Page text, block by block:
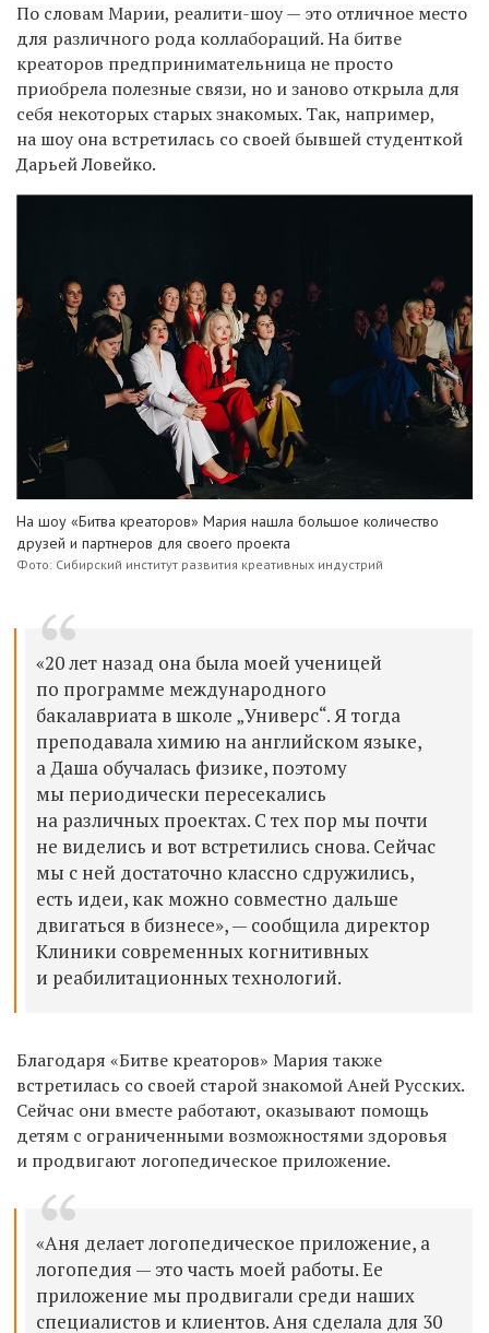
По словам Марии, реалити-шоу — это отличное место
для различного рода коллабораций. На битве
креаторов предпринимательница не просто
приобрела полезные связи, но и заново открыла для
себя некоторых старых знакомых. Так, например,
на шоу она встретилась со своей бывшей студенткой
Дарьей Ловейко.
На шоу «Битва креаторов» Мария нашла большое количество
друзей и партнеров для своего проекта
Фото: Сибирский институт развития креативных индустрий
«20 лет назад она была моей ученицей
по программе международного
бакалавриата в школе „Универс“. Я тогда
преподавала химию на английском языке,
а Даша обучалась физике, поэтому
мы периодически пересекались
на различных проектах. С тех пор мы почти
не виделись и вот встретились снова. Сейчас
мы с ней достаточно классно сдружились,
есть идеи, как можно совместно дальше
двигаться в бизнесе», — сообщила директор
Клиники современных когнитивных
и реабилитационных технологий.
Благодаря «Битве креаторов» Мария также
встретилась со своей старой знакомой Аней Русских.
Сейчас они вместе работают, оказывают помощь
детям с ограниченными возможностями здоровья
и продвигают логопедическое приложение.
«Аня делает логопедическое приложение, а
логопедия — это часть моей работы. Ее
приложение мы продвигали среди наших
специалистов и клиентов. Аня сделала для 30